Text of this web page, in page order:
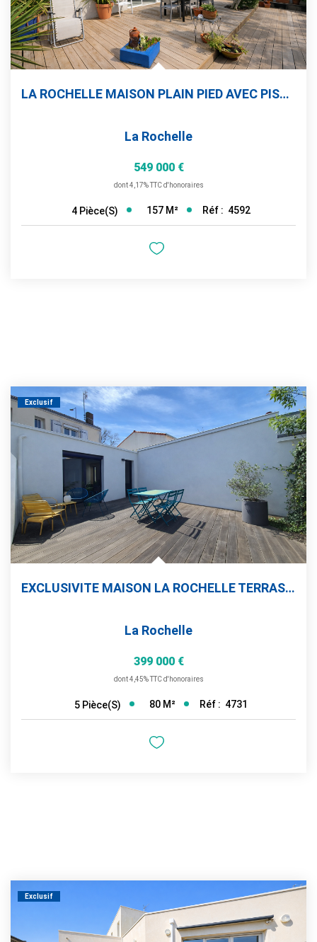
LA ROCHELLE MAISON PLAIN PIED AVEC PISCINE
La Rochelle
549 000 €
dont 4,17% TTC d'honoraires
4 Pièce(s) 157 M² Réf : 4592
Exclusif
EXCLUSIVITE MAISON LA ROCHELLE TERRASSE 2 CHAMBRES
La Rochelle
399 000 €
dont 4,45% TTC d'honoraires
5 Pièce(s) 80 M² Réf : 4731
Exclusif